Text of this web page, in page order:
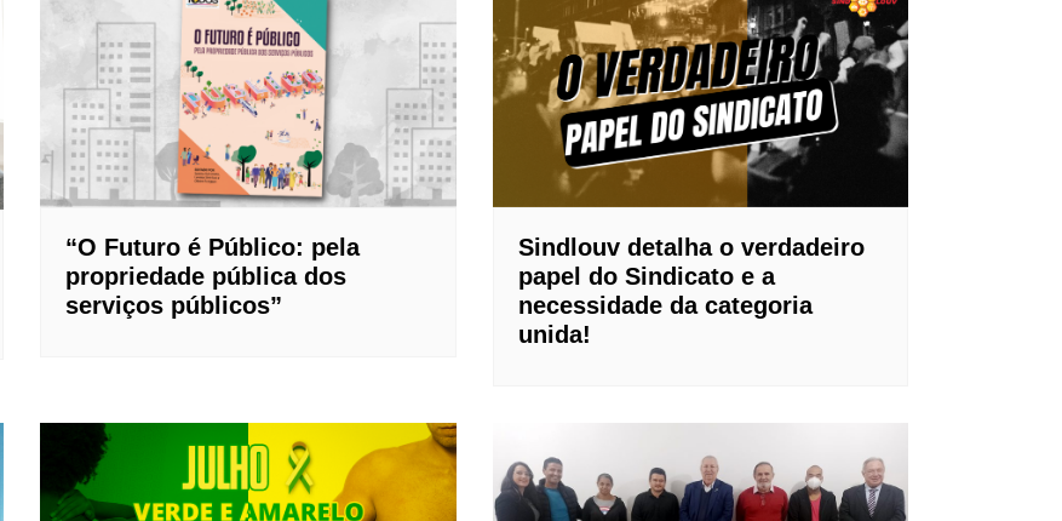
“O Futuro é Público: pela
propriedade pública dos
serviços públicos”
Sindlouv detalha o verdadeiro
papel do Sindicato e a
necessidade da categoria
unida!